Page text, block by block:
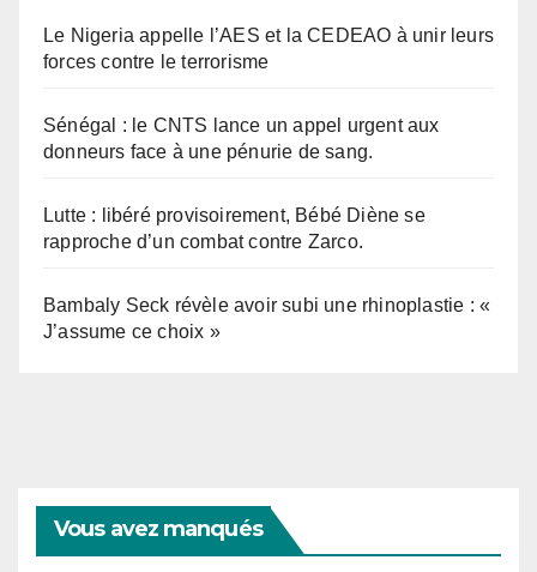
Le Nigeria appelle l’AES et la CEDEAO à unir leurs
forces contre le terrorisme
Sénégal : le CNTS lance un appel urgent aux
donneurs face à une pénurie de sang.
Lutte : libéré provisoirement, Bébé Diène se
rapproche d’un combat contre Zarco.
Bambaly Seck révèle avoir subi une rhinoplastie : «
J’assume ce choix »
Vous avez manqués